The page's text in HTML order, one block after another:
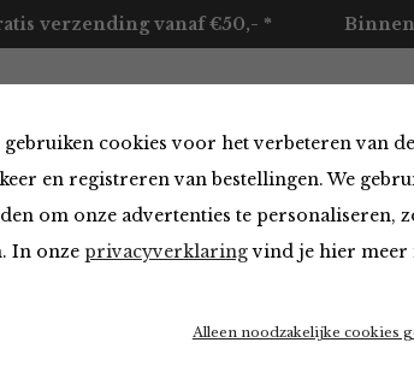
cookies voor het verbeteren van
en registreren van bestellingen. We
om onze advertenties te personaliseren,
In onze privacyverklaringvind je hier
Alleen noodzakelijke cookies
verzending vanaf €50,- *
Accessoires Merken Over ons